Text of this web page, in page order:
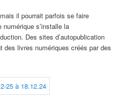
il pourrait parfois se faire
s’installe la
Des sites d’autopublication
des livres numériques créés par des